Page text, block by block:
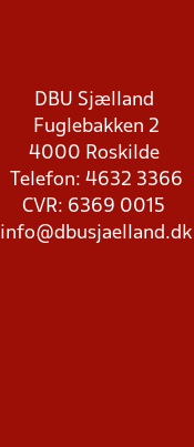
DBU Sjælland
Fuglebakken 2
4000 Roskilde
Telefon: 4632 3366
CVR: 6369 0015
info@dbusjaelland.dk